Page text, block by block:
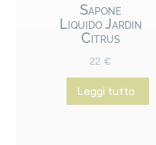
Sapone
Liquido Jardin
Citrus
22 €
Leggi tutto